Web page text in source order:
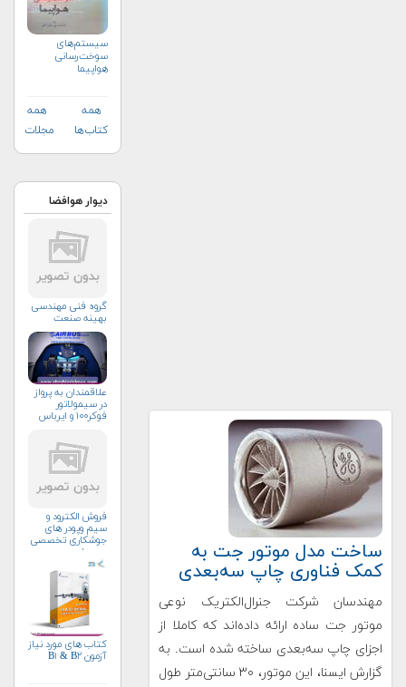
ساخت مدل موتور جت به
کمک فناوری چاپ سه‌بعدی
مهندسان شرکت جنرال‌الکتریک نوعی
موتور جت ساده ارائه داده‌اند که کاملا از
اجزای چاپ سه‌بعدی ساخته شده است. به
گزارش ایسنا، این موتور، ۳۰ سانتی‌متر طول
سیستم‌های
سوخت‌رسانی
هواپیما
همه
کتاب‌ها
همه
مجلات
دیوار هوافضا
گروه فنی مهندسی
بهینه صنعت
علاقمندان به پرواز
در سیمولاتور
فوکر۱۰۰ و ایرباس
فروش الکترود و
سیم وپودر های
جوشکاری تخصصی
ومعمولی
کتاب های مورد نیاز
آزمون B۱ & B۲